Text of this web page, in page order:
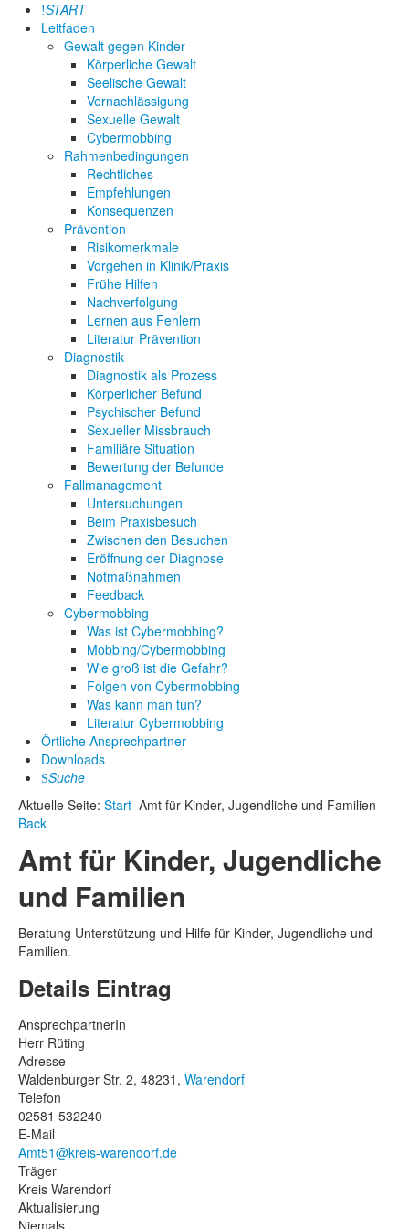
START
Leitfaden
Gewalt gegen Kinder
Körperliche Gewalt
Seelische Gewalt
Vernachlässigung
Sexuelle Gewalt
Cybermobbing
Rahmenbedingungen
Rechtliches
Empfehlungen
Konsequenzen
Prävention
Risikomerkmale
Vorgehen in Klinik/Praxis
Frühe Hilfen
Nachverfolgung
Lernen aus Fehlern
Literatur Prävention
Diagnostik
Diagnostik als Prozess
Körperlicher Befund
Psychischer Befund
Sexueller Missbrauch
Familiäre Situation
Bewertung der Befunde
Fallmanagement
Untersuchungen
Beim Praxisbesuch
Zwischen den Besuchen
Eröffnung der Diagnose
Notmaßnahmen
Feedback
Cybermobbing
Was ist Cybermobbing?
Mobbing/Cybermobbing
Wie groß ist die Gefahr?
Folgen von Cybermobbing
Was kann man tun?
Literatur Cybermobbing
Örtliche Ansprechpartner
Downloads
Suche
Aktuelle Seite: Start Amt für Kinder, Jugendliche und Familien
Back
Amt für Kinder, Jugendliche
und Familien
Beratung Unterstützung und Hilfe für Kinder, Jugendliche und
Familien.
Details Eintrag
AnsprechpartnerIn
Herr Rüting
Adresse
Waldenburger Str. 2, 48231, Warendorf
Telefon
02581 532240
E-Mail
Amt51@kreis-warendorf.de
Träger
Kreis Warendorf
Aktualisierung
Niemals